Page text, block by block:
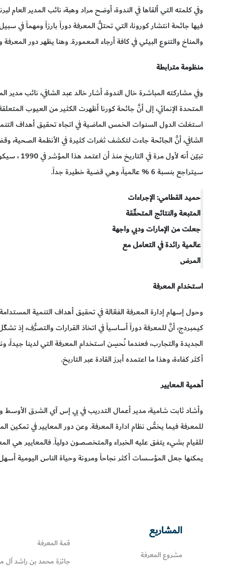
وفي كلمته التي ألقاها في الندوة، أوضح مراد وهبة، نائب المدير العام
فيها جائحة انتشار كورونا، التي تحتلُّ المعرفة دوراً بارزاً ومهماً في
والمناخ والتنوع البيئي في كافة أرجاء المعمورة. وهنا يظهر دور
منظومة مترابطة
وفي مشاركته المباشرة خال الندوة، أشار خالد عبد الشافي، نائب مدير
استغلت الدول السنوات الخمس الماضية في اتجاه تحقيق أهداف
الشافي، أنَّ الجائحة جاءت لتكشف ثغرات كثيرة في الأنظمة الصحية،
تبيّن أنه
سيتراجع بنسبة 6 % عالمياً، وهي قضية خطيرة جداً.
حميد القطامي: الإجراءات
المتبعة والنتائج المتحقّقة
جعلت من الإمارات ودبي واجهة
عالمية رائدة في التعامل مع
المرض
استخدام المعرفة
وحول إسهام إدارة المعرفة الفعّالة في تحقيق أهداف التنمية
كيمبردج، أنَّ للمعرفة دوراً أساسياً في اتخاذ القرارات والتصرُّف، إذ
الجديدة والتجارب، فعندما نُحسِن استخدام المعرفة التي لدينا جيداً،
أكثر كفاءة، وهذا ما اعتمده أبرز القادة عبر التاريخ.
أهمية المعايير
وأشاد ثابت شامية، مدير أعمال التدريب في بي إس آي الشرق الأوسط
للمعرفة فيما يخصُّ نظام ادارة المعرفة. وعن دور المعايير في
للقيام بشيء يتفق عليه الخبراء والمتخصصون دولياً. فالمعايير هي
يمكنها جعل المؤسسات أكثر نجاحاً ومرونة وحياة الناس اليومية
المشاريع
مشروع المعرفة
قمة المعرفة
جائزة محمد بن راشد آل